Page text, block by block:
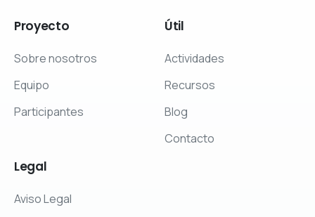
Proyecto
Sobre nosotros
Equipo
Participantes
Útil
Actividades
Recursos
Blog
Contacto
Legal
Aviso Legal